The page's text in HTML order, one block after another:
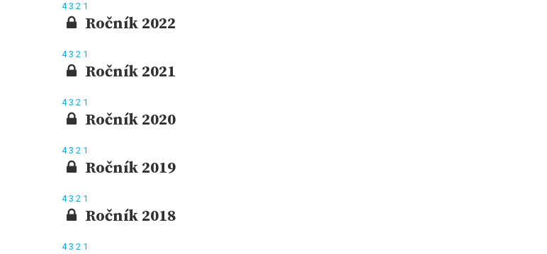
43 2 1
Ročník 2022
43 2 1
Ročník 2021
43 2 1
Ročník 2020
43 2 1
Ročník 2019
43 2 1
Ročník 2018
43 2 1